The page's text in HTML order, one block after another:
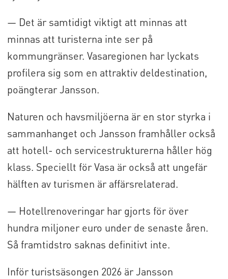
— Det är samtidigt viktigt att minnas att
minnas att turisterna inte ser på
kommungränser. Vasaregionen har lyckats
profilera sig som en attraktiv deldestination,
poängterar Jansson.
Naturen och havsmiljöerna är en stor styrka i
sammanhanget och Jansson framhåller också
att hotell- och servicestrukturerna håller hög
klass. Speciellt för Vasa är också att ungefär
hälften av turismen är affärsrelaterad.
— Hotellrenoveringar har gjorts för över
hundra miljoner euro under de senaste åren.
Så framtidstro saknas definitivt inte.
Inför turistsäsongen 2026 är Jansson